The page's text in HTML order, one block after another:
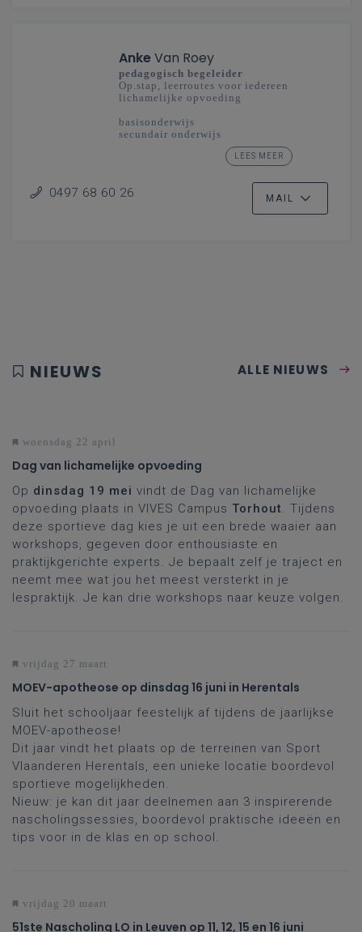
AnkeVan Roey
pedagogisch begeleider
Op.stap, leerroutes voor iedereen
lichamelijke opvoeding
basisonderwijs
secundair onderwijs
LEES MEER
0497 68 60 26 MAIL
NIEUWS ALLE NIEUWS
woensdag 22 april
Dag van lichamelijke opvoeding
Op dinsdag 19 mei vindt de Dag van lichamelijke
opvoeding plaats in VIVES Campus Torhout
. Tijdens
deze sportieve dag kies je uit een brede waaier aan
workshops, gegeven door enthousiaste en
praktijkgerichte experts. Je bepaalt zelf je traject en
neemt mee wat jou het meest versterkt in je
lespraktijk. Je kan drie workshops naar keuze volgen.
vrijdag 27 maart
MOEV-apotheose op dinsdag 16 juni in Herentals
Sluit het schooljaar feestelijk af tijdens de jaarlijkse
MOEV-apotheose!
Dit jaar vindt het plaats op de terreinen van Sport
Vlaanderen Herentals, een unieke locatie boordevol
sportieve mogelijkheden.
Nieuw: je kan dit jaar deelnemen aan 3 inspirerende
nascholingssessies, boordevol praktische ideeën en
tips voor in de klas en op school.
vrijdag 20 maart
51ste Nascholing LO in Leuven op 11, 12, 15 en 16 juni